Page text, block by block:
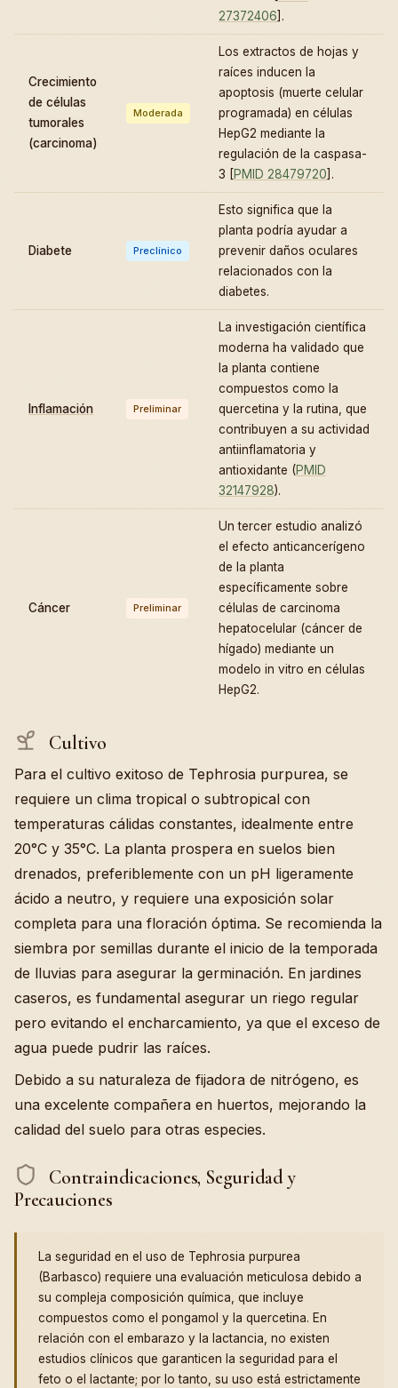
27372406].
Crecimiento
de células
tumorales
(carcinoma)
Moderada
Los extractos de hojas y
raíces inducen la
apoptosis (muerte celular
programada) en células
HepG2 mediante la
regulación de la caspasa-
3 [PMID 28479720].
Diabete Preclínico
Esto significa que la
planta podría ayudar a
prevenir daños oculares
relacionados con la
diabetes.
Inflamación Preliminar
La investigación científica
moderna ha validado que
la planta contiene
compuestos como la
quercetina y la rutina, que
contribuyen a su actividad
antiinflamatoria y
antioxidante (PMID
32147928).
Cáncer Preliminar
Un tercer estudio analizó
el efecto anticancerígeno
de la planta
específicamente sobre
células de carcinoma
hepatocelular (cáncer de
hígado) mediante un
modelo in vitro en células
HepG2.
Cultivo
Para el cultivo exitoso de Tephrosia purpurea, se
requiere un clima tropical o subtropical con
temperaturas cálidas constantes, idealmente entre
20°C y 35°C. La planta prospera en suelos bien
drenados, preferiblemente con un pH ligeramente
ácido a neutro, y requiere una exposición solar
completa para una floración óptima. Se recomienda la
siembra por semillas durante el inicio de la temporada
de lluvias para asegurar la germinación. En jardines
caseros, es fundamental asegurar un riego regular
pero evitando el encharcamiento, ya que el exceso de
agua puede pudrir las raíces.
Debido a su naturaleza de fijadora de nitrógeno, es
una excelente compañera en huertos, mejorando la
calidad del suelo para otras especies.
Contraindicaciones, Seguridad y
Precauciones
La seguridad en el uso de Tephrosia purpurea
(Barbasco) requiere una evaluación meticulosa debido a
su compleja composición química, que incluye
compuestos como el pongamol y la quercetina. En
relación con el embarazo y la lactancia, no existen
estudios clínicos que garanticen la seguridad para el
feto o el lactante; por lo tanto, su uso está estrictamente